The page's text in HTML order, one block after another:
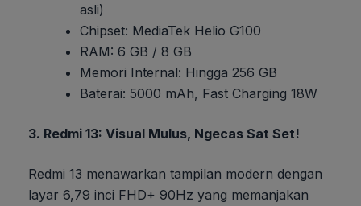
asli)
Chipset: MediaTek Helio G100
RAM: 6 GB / 8 GB
Memori Internal: Hingga 256 GB
Baterai: 5000 mAh, Fast Charging 18W
3. Redmi 13: Visual Mulus, Ngecas Sat Set!
Redmi 13 menawarkan tampilan modern dengan
layar 6,79 inci FHD+ 90Hz yang memanjakan